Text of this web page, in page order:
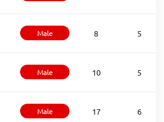
Male 8 5
Male 10 5
Male 17 6